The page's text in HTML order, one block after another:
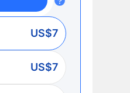
US$7
US$7